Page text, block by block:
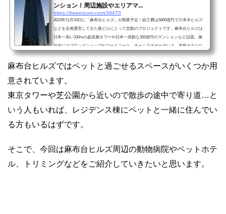
ンション！周辺施設やエリアマ...
https://freeeroom.com/39470
2023年11月24日に「麻布台ヒルズ」が開業予定！総工費は5800億円で六本木ヒルズ
などを企画運営してきた森ビルにとって悲願のプロジェクトです。麻布台ヒルズは
日本一高い330mの超高層タワーや日本一高額な300億円のマンションなど話題。施
設内にはブランドショップやフードコート、チームラボボーダレス、高級ホテルな
どを兼ねた複合商業施設です。実は、麻布台ヒルズは自宅から目の前。トップの写
真はベランダから撮影しました。話題の麻布台ヒルズの施設や主な特徴、工事中の
様子などオリジナルの写真と共にご紹介していきたいと思い...
麻布台ヒルズではペットと過ごせるスペースがいくつか用
意されています。
東京タワーや芝公園から近いので散歩の途中で寄り道…と
いう人もいれば、レジデンス棟にペットと一緒に住んでい
る方もいるはずです。
そこで、今回は麻布台ヒルズ周辺の動物病院やペットホテ
ル、トリミングなどをご紹介していきたいと思います。